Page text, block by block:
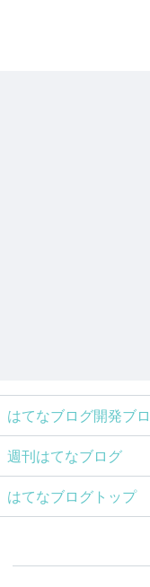
はてなブログ開発ブ
週刊はてなブログ
はてなブログトップ